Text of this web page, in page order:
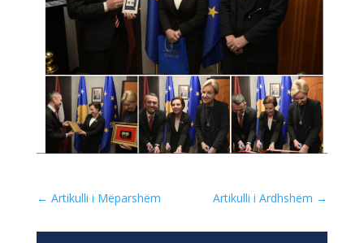
← Artikulli i Mëparshëm Artikulli i Ardhshëm →